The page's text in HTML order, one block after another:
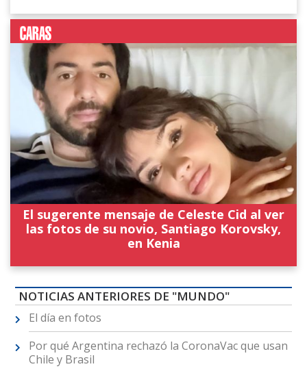
El sugerente mensaje de Celeste Cid al ver
las fotos de su novio, Santiago Korovsky,
en Kenia
NOTICIAS ANTERIORES DE "MUNDO"
El día en fotos
Por qué Argentina rechazó la CoronaVac que usan
Chile y Brasil